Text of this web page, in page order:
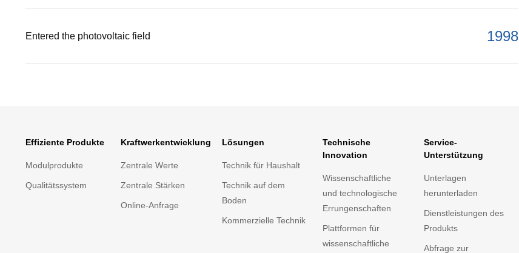
Entered the photovoltaic field 1998
Effiziente Produkte
Modulprodukte
Qualitätssystem
Kraftwerkentwicklung
Zentrale Werte
Zentrale Stärken
Online-Anfrage
Lösungen
Technik für Haushalt
Technik auf dem
Boden
Kommerzielle Technik
Technische
Innovation
Wissenschaftliche
und technologische
Errungenschaften
Plattformen für
wissenschaftliche
Service-
Unterstützung
Unterlagen
herunterladen
Dienstleistungen des
Produkts
Abfrage zur